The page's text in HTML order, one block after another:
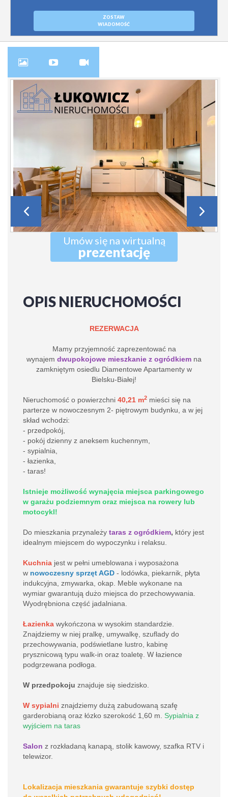
ZOSTAW
WIADOMOŚĆ
Umów się na wirtualną
prezentację
OPIS NIERUCHOMOŚCI
REZERWACJA
Mamy przyjemność zaprezentować na
wynajem dwupokojowe mieszkanie z ogródkiem na
zamkniętym osiedlu Diamentowe Apartamenty w
Bielsku-Białej!
Nieruchomość o powierzchni 40,21 m2 mieści się na
parterze w nowoczesnym 2- piętrowym budynku, a w jej
skład wchodzi:
- przedpokój,
- pokój dzienny z aneksem kuchennym,
- sypialnia,
- łazienka,
- taras!
Istnieje możliwość wynajęcia miejsca parkingowego
w garażu podziemnym oraz miejsca na rowery lub
motocykl!
Do mieszkania przynależy taras z ogródkiem, który jest
idealnym miejscem do wypoczynku i relaksu.
Kuchnia jest w pełni umeblowana i wyposażona
w nowoczesny sprzęt AGD - lodówka, piekarnik, płyta
indukcyjna, zmywarka, okap. Meble wykonane na
wymiar gwarantują dużo miejsca do przechowywania.
Wyodrębniona część jadalniana.
Łazienka wykończona w wysokim standardzie.
Znajdziemy w niej pralkę, umywalkę, szuflady do
przechowywania, podświetlane lustro, kabinę
prysznicową typu walk-in oraz toaletę. W łazience
podgrzewana podłoga.
W przedpokoju znajduje się siedzisko.
W sypialni znajdziemy dużą zabudowaną szafę
garderobianą oraz łózko szerokość 1,60 m. Sypialnia z
wyjściem na taras
Salon z rozkładaną kanapą, stolik kawowy, szafka RTV i
telewizor.
Lokalizacja mieszkania gwarantuje szybki dostęp